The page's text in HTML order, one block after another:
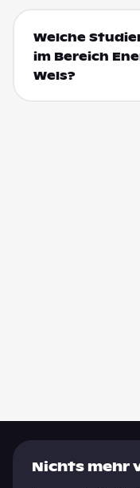
Welche
im Bereich
Wels?
Nichts mehr